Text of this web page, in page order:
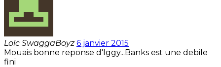
Loïc SwaggaBoyz 6 janvier 2015
Mouais bonne reponse d'Iggy...Banks est une debile
fini